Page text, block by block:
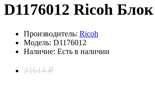
D1176012 Ricoh
Производитель: Ricoh
Модель: D1176012
Наличие: Есть в наличии
31614 ₽